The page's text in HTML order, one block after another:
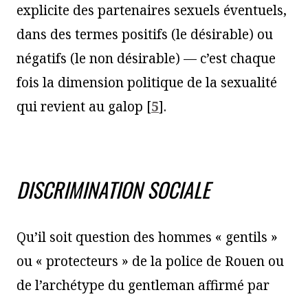
explicite des partenaires sexuels éventuels,
dans des termes positifs (le désirable) ou
négatifs (le non désirable) — c’est chaque
fois la dimension politique de la sexualité
qui revient au galop [5].
DISCRIMINATION SOCIALE
Qu’il soit question des hommes « gentils »
ou « protecteurs » de la police de Rouen ou
de l’archétype du gentleman affirmé par